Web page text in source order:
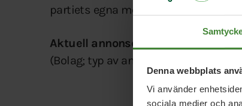
Denna webbplats
Vi använder
sociala medier och
partiets egna medel.
Aktuell annonsering
(Bolag; typ av annonsering;